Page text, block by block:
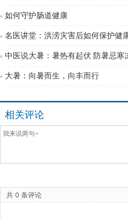
如何守护肠道健康
名医讲堂：洪涝灾害后如何保护健
中医说大暑：暑热有起伏 防暑忌寒
大暑：向暑而生，向丰而行
相关评论
共 0 条评论